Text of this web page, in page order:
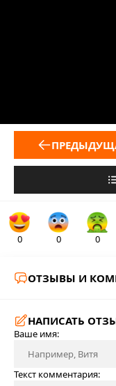
0 0 0
ОТЗЫВЫ И
НАПИСАТЬ
Ваше имя:
Текст комментария: